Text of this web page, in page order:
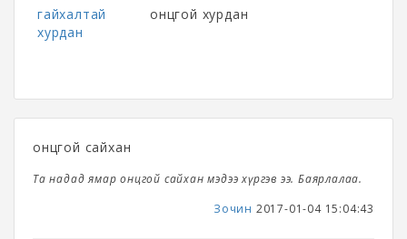
гайхалтай
хурдан
онцгой хурдан
онцгой сайхан
Та надад ямар онцгой сайхан мэдээ хүргэв ээ. Баярлалаа.
Зочин 2017-01-04 15:04:43